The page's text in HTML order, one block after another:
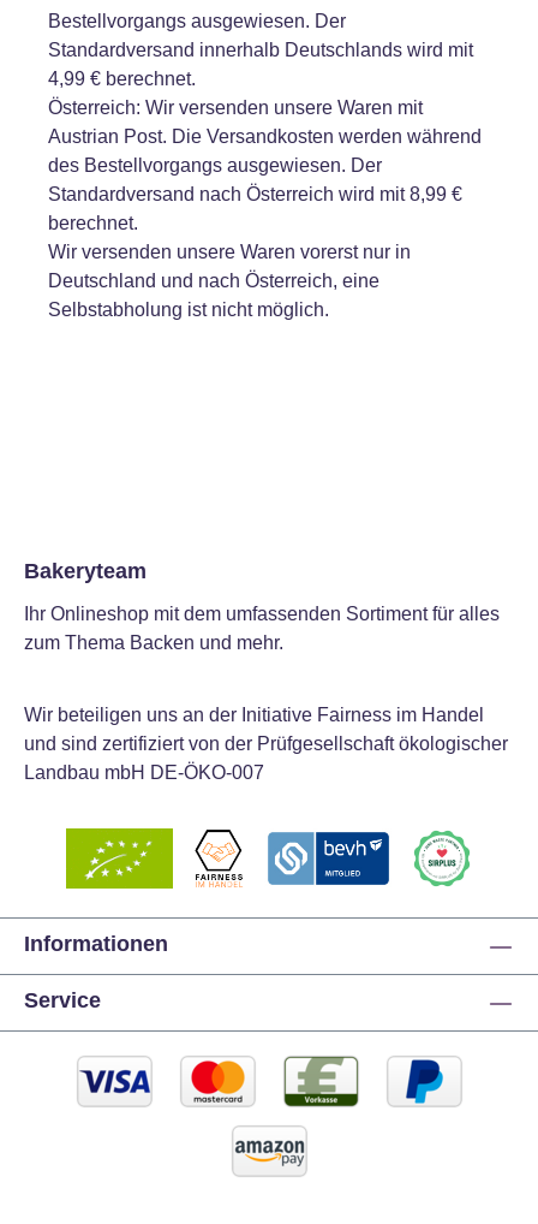
Bestellvorgangs ausgewiesen. Der
Standardversand innerhalb Deutschlands wird mit
4,99 € berechnet.
Österreich: Wir versenden unsere Waren mit
Austrian Post. Die Versandkosten werden während
des Bestellvorgangs ausgewiesen. Der
Standardversand nach Österreich wird mit 8,99 €
berechnet.
Wir versenden unsere Waren vorerst nur in
Deutschland und nach Österreich, eine
Selbstabholung ist nicht möglich.
Bakeryteam
Ihr Onlineshop mit dem umfassenden Sortiment für alles
zum Thema Backen und mehr.
Wir beteiligen uns an der Initiative Fairness im Handel
und sind zertifiziert von der Prüfgesellschaft ökologischer
Landbau mbH DE-ÖKO-007
Informationen
Service